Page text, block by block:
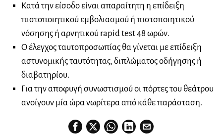
Κατά την είσοδο είναι απαραίτητη η επίδειξη
πιστοποιητικού εμβολιασμού ή πιστοποιητικού
νόσησης ή αρνητικού rapid test 48 ωρών.
Ο έλεγχος ταυτοπροσωπίας θα γίνεται με επίδειξη
αστυνομικής ταυτότητας, διπλώματος οδήγησης ή
διαβατηρίου.
Για την αποφυγή συνωστισμού οι πόρτες του θεάτρου
ανοίγουν μία ώρα νωρίτερα από κάθε παράσταση.